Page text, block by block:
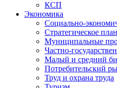
КСП
Экономика
Социально-
Стратегическое
Муниципальные
Частно-
Малый и средний
Потребительский
Труд и охрана труда